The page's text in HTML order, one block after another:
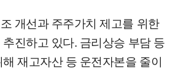
개선과 주주가치 제고를 위한
진하고 있다. 금리상승 부담 등
재고자산 등 운전자본을 줄이